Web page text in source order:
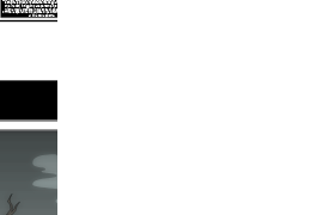
è stupita e chiede ripetutamente degli angeli. La brutalità
che i nazisti infliggono alle persone intorno a lui fa sì che
Misha voglia credere in qualcosa di più grande di lui, per
offrire la speranza di qualcosa di pacifico, bello e amorevole
al di là della guerra.